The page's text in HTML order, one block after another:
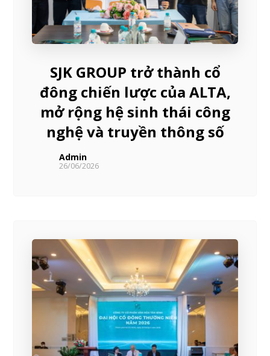
SJK GROUP trở thành cổ
đông chiến lược của ALTA,
mở rộng hệ sinh thái công
nghệ và truyền thông số
Admin
26/06/2026